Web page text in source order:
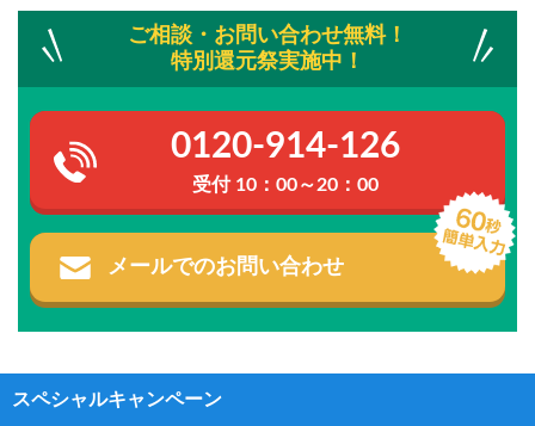
ご相談・お問い合わせ無料！
特別還元祭実施中！
0120-914-126
受付 10：00～20：00
メールでのお問い合わせ
スペシャルキャンペーン